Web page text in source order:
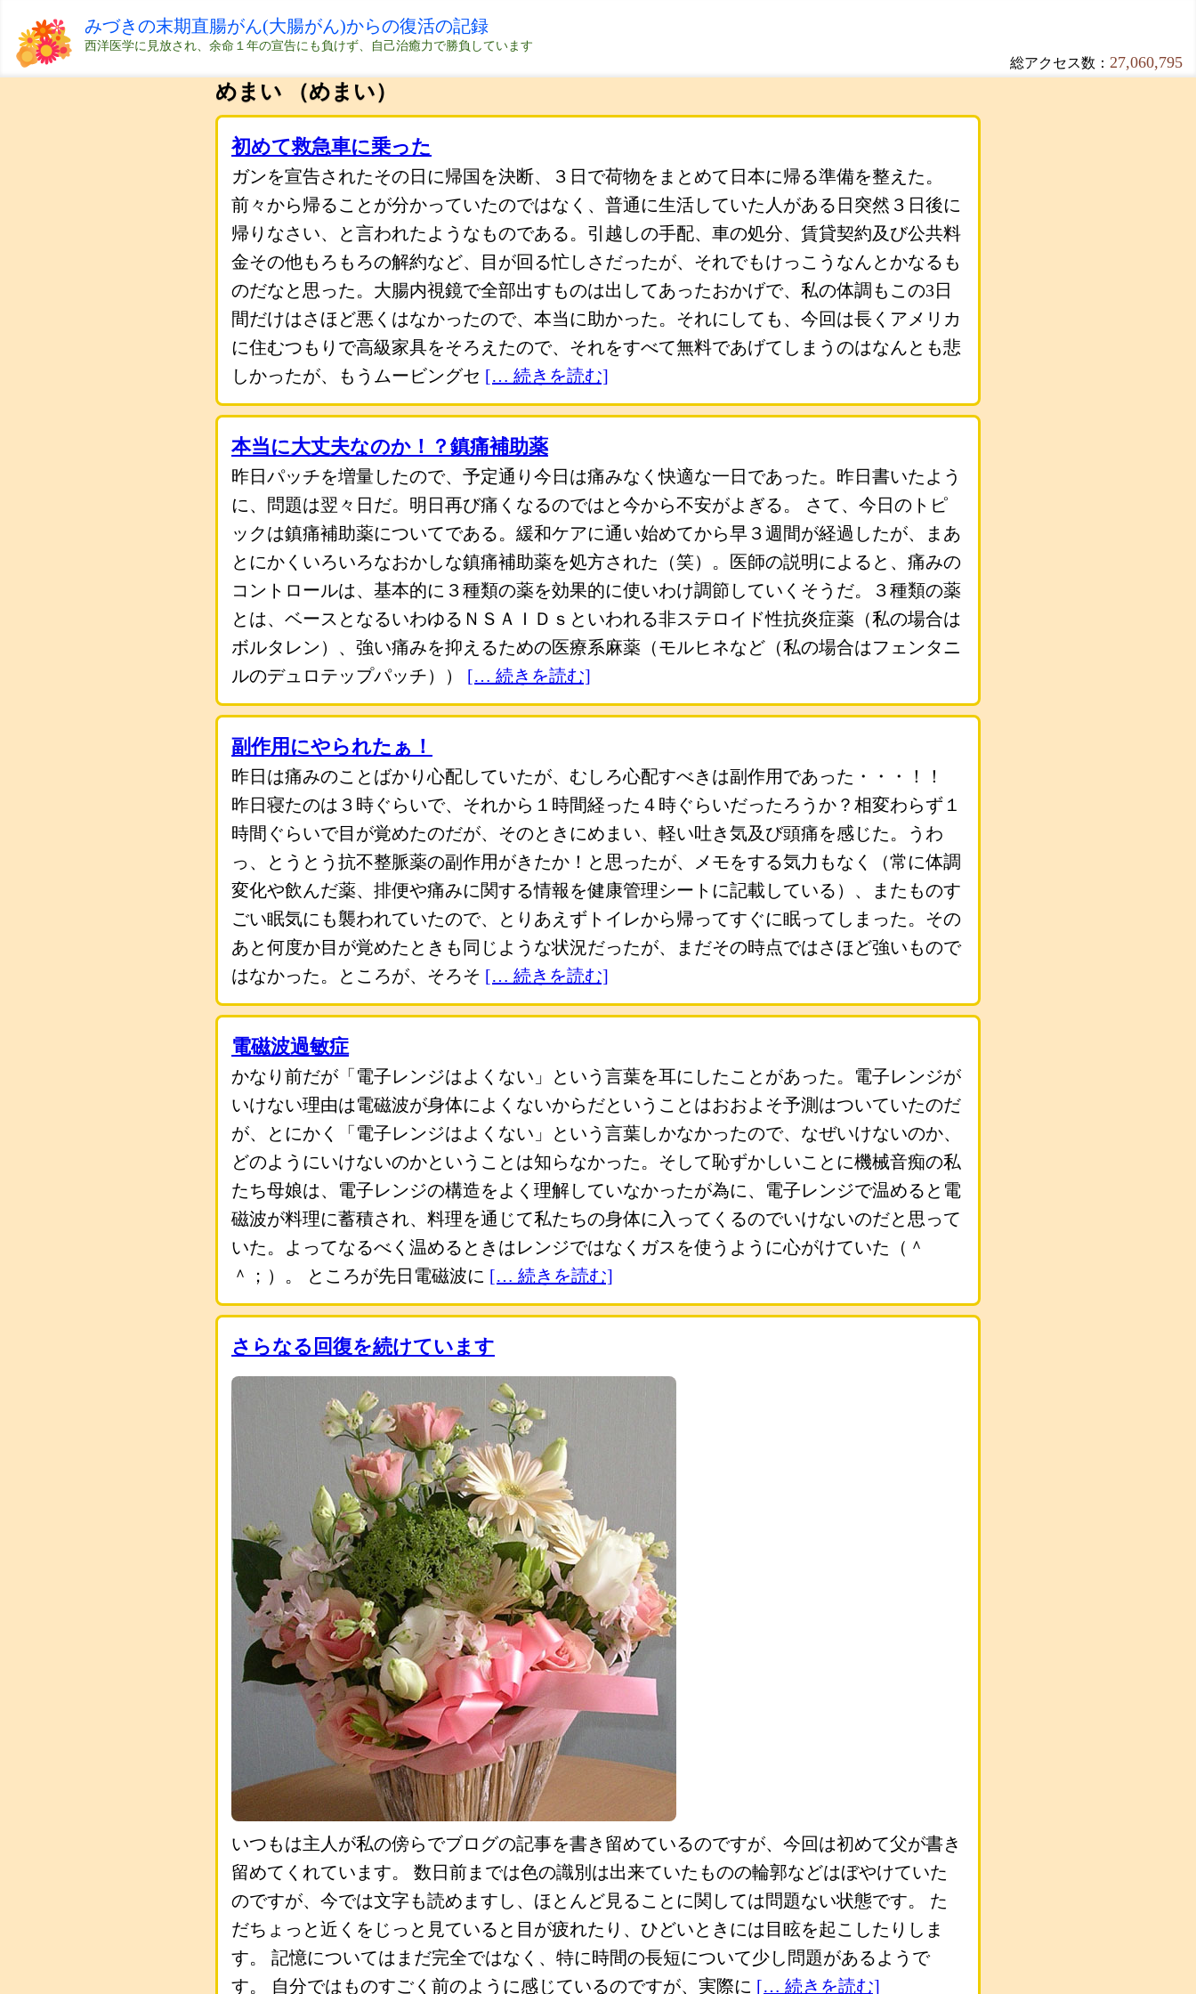
みづきの末期直腸がん(大腸がん)からの復活の記録
西洋医学に見放され、余命１年の宣告にも負けず、自己治癒力で勝負しています
総アクセス数： 27,060,795
めまい （めまい）
初めて救急車に乗った
ガンを宣告されたその日に帰国を決断、３日で荷物をまとめて日本に帰る準備を整えた。
前々から帰ることが分かっていたのではなく、普通に生活していた人がある日突然３日後に
帰りなさい、と言われたようなものである。引越しの手配、車の処分、賃貸契約及び公共料
金その他もろもろの解約など、目が回る忙しさだったが、それでもけっこうなんとかなるも
のだなと思った。大腸内視鏡で全部出すものは出してあったおかげで、私の体調もこの3日
間だけはさほど悪くはなかったので、本当に助かった。それにしても、今回は長くアメリカ
に住むつもりで高級家具をそろえたので、それをすべて無料であげてしまうのはなんとも悲
しかったが、もうムービングセ [… 続きを読む]
本当に大丈夫なのか！？鎮痛補助薬
昨日パッチを増量したので、予定通り今日は痛みなく快適な一日であった。昨日書いたよう
に、問題は翌々日だ。明日再び痛くなるのではと今から不安がよぎる。 さて、今日のトピ
ックは鎮痛補助薬についてである。緩和ケアに通い始めてから早３週間が経過したが、まあ
とにかくいろいろなおかしな鎮痛補助薬を処方された（笑）。医師の説明によると、痛みの
コントロールは、基本的に３種類の薬を効果的に使いわけ調節していくそうだ。３種類の薬
とは、ベースとなるいわゆるＮＳＡＩＤｓといわれる非ステロイド性抗炎症薬（私の場合は
ボルタレン）、強い痛みを抑えるための医療系麻薬（モルヒネなど（私の場合はフェンタニ
ルのデュロテップパッチ）） [… 続きを読む]
副作用にやられたぁ！
昨日は痛みのことばかり心配していたが、むしろ心配すべきは副作用であった・・・！！
昨日寝たのは３時ぐらいで、それから１時間経った４時ぐらいだったろうか？相変わらず１
時間ぐらいで目が覚めたのだが、そのときにめまい、軽い吐き気及び頭痛を感じた。うわ
っ、とうとう抗不整脈薬の副作用がきたか！と思ったが、メモをする気力もなく（常に体調
変化や飲んだ薬、排便や痛みに関する情報を健康管理シートに記載している）、またものす
ごい眠気にも襲われていたので、とりあえずトイレから帰ってすぐに眠ってしまった。その
あと何度か目が覚めたときも同じような状況だったが、まだその時点ではさほど強いもので
はなかった。ところが、そろそ [… 続きを読む]
電磁波過敏症
かなり前だが「電子レンジはよくない」という言葉を耳にしたことがあった。電子レンジが
いけない理由は電磁波が身体によくないからだということはおおよそ予測はついていたのだ
が、とにかく「電子レンジはよくない」という言葉しかなかったので、なぜいけないのか、
どのようにいけないのかということは知らなかった。そして恥ずかしいことに機械音痴の私
たち母娘は、電子レンジの構造をよく理解していなかったが為に、電子レンジで温めると電
磁波が料理に蓄積され、料理を通じて私たちの身体に入ってくるのでいけないのだと思って
いた。よってなるべく温めるときはレンジではなくガスを使うように心がけていた（＾
＾；）。 ところが先日電磁波に [… 続きを読む]
さらなる回復を続けています
いつもは主人が私の傍らでブログの記事を書き留めているのですが、今回は初めて父が書き
留めてくれています。 数日前までは色の識別は出来ていたものの輪郭などはぼやけていた
のですが、今では文字も読めますし、ほとんど見ることに関しては問題ない状態です。 た
だちょっと近くをじっと見ていると目が疲れたり、ひどいときには目眩を起こしたりしま
す。 記憶についてはまだ完全ではなく、特に時間の長短について少し問題があるようで
す。 自分ではものすごく前のように感じているのですが、実際に [… 続きを読む]